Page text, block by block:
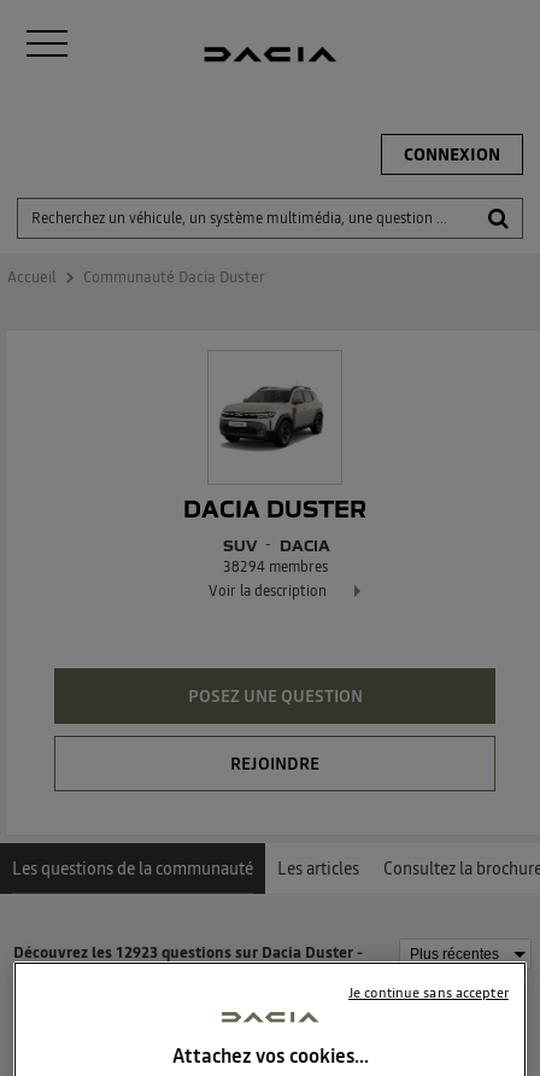
CONNEXION
Accueil Communauté Dacia Duster
DACIA DUSTER
SUV DACIA
38294membres
Voir la description
POSEZ UNE QUESTION
REJOINDRE
Les questions de la communauté Les articles Consultez la
Découvrez les 12923 questions sur Dacia Duster -
serg44796970Attachez vos cookies…
Je continue sans accepter